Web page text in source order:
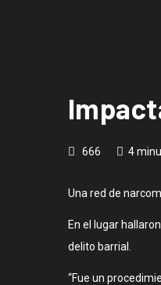
666 4
Una red de
En el lugar
delito barrial.
“Fue un